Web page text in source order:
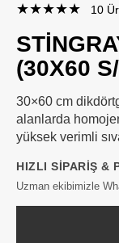
★★★★★ 10
(30X60
30×60 cm
alanlarda
yüksek verimli
HIZLI SIPARIŞ &
Uzman ekibimizle